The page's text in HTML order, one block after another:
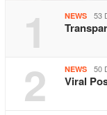
1 NEWS 53
2 NEWS 50
Viral